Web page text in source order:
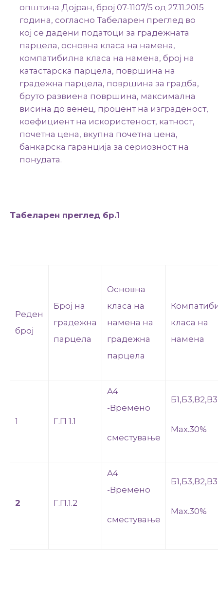
општина Дојран, број 07-1107/5 од 27.11.2015
година, согласно Табеларен преглед во
кој се дадени податоци за градежната
парцела, основна класа на намена,
компатибилна класа на намена, број на
катастарска парцела, површина на
градежна парцела, површина за градба,
бруто развиена површина, максимална
висина до венец, процент на изграденост,
коeфициент на искористеност, катност,
почетна цена, вкупна почетна цена,
банкарска гаранција за сериозност на
понудата.
Табеларен преглед бр.1
Реден
број
Број на
градежна
парцела
Основна
класа на
намена на
градежна
парцела
класа на
намена
1 Г.П 1.1
A4
-Времено
сместување
Мах.30%
2 Г.П.1.2
A4
-Времено
сместување
Мах.30%